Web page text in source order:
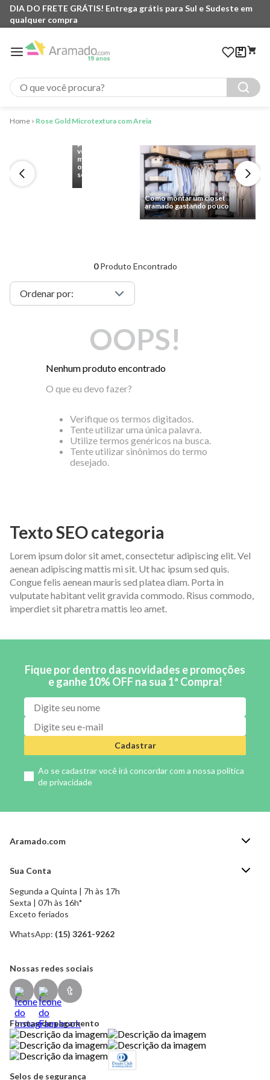
DIA DO FRETE GRÁTIS! Entrega grátis para Sul e Sudeste em
qualquer compra
O que você procura?
Rose Gold Microtextura com Areia
Café:
você
montar
o
seu
Como montar um closet
aramado gastando pouco
0Produto Encontrado
OOPS!
Nenhum produto encontrado
O que eu devo fazer?
Verifique os termos digitados.
Tente utilizar uma única palavra.
Utilize termos genéricos na busca.
Tente utilizar sinônimos do termo
desejado.
Texto SEO categoria
Lorem ipsum dolor sit amet, consectetur adipiscing elit. Vel
aenean adipiscing mattis mi sit. Ut hac ipsum sed quis.
Congue felis aenean mauris sed platea diam. Porta in
vulputate habitant velit gravida commodo. Risus commodo,
imperdiet sit pharetra mattis leo amet.
Fique por dentro das novidades e promoções
e ganhe 10% OFF na sua 1ª Compra!
Cadastrar
Ao se cadastrar você irá concordar com a nossa política
de privacidade
Aramado.com
Blog Aramado.com
Política de Privacidade
Política de Troca e Devolução
Política de Frete Grátis
Sua Conta
Minha Conta
Meus pedidos
Segunda a Quinta | 7h às 17h
Sexta | 07h às 16h*
Exceto feriados
WhatsApp: (15) 3261-9262
Nossas redes sociais
Formas de pagamento
Selos de segurança